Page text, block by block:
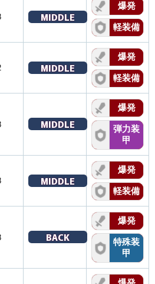
MIDDLE
爆発
軽装備
MIDDLE
爆発
軽装備
MIDDLE
爆発
弾力装
甲
MIDDLE
爆発
軽装備
BACK
爆発
特殊装
甲